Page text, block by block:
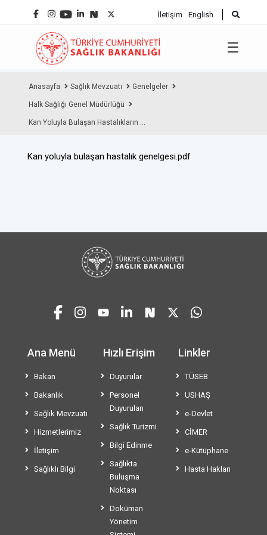
İletişim English
☰
Anasayfa Sağlık Mevzuatı Genelgeler
Halk Sağlığı Genel Müdürlüğü
Kan Yoluyla Bulaşan Hastalıkların ...
Kan yoluyla bulaşan hastalık genelgesi.pdf
Ana Menü
Bakan
Bakanlık
Sağlık Mevzuatı
Hizmetlerimiz
İletişim
Sağlıklı Bilgi
Hızlı Erişim
Duyurular
Personel
Duyuruları
Sağlık Turizmi
Bilgi Edinme
Sağlıkta
Buluşma
Noktası
Doküman
Yönetim
Linkler
TÜSEB
USHAŞ
e-Devlet
CİMER
e-Kütüphane
Hasta Hakları